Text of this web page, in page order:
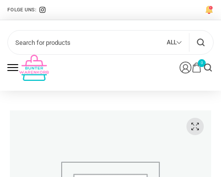
FOLGE UNS:
0
ALL